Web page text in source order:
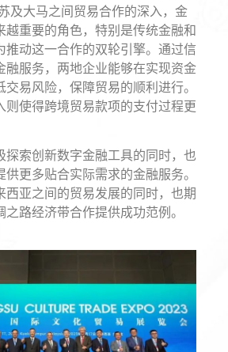
及大马之间贸易合作的深入，金
越重要的角色，特别是传统金融和
推动这一合作的双轮引擎。通过信
融服务，两地企业能够在实现资金
交易风险，保障贸易的顺利进行。
则使得跨境贸易款项的支付过程更
探索创新数字金融工具的同时，也
更多贴合实际需求的金融服务。
西亚之间的贸易发展的同时，也期
路经济带合作提供成功范例。